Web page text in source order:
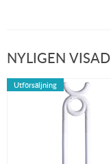
NYLIGEN
Utförsäljning